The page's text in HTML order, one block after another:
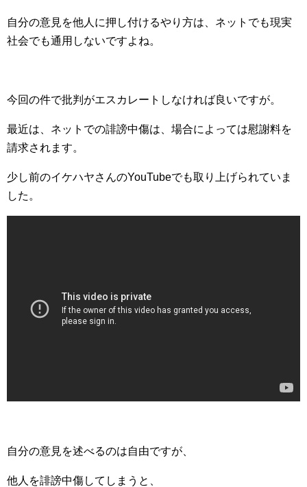
自分の意見を他人に押し付けるやり方は、ネットでも現実
社会でも通用しないですよね。
今回の件で批判がエスカレートしなければ良いですが。
最近は、ネットでの誹謗中傷は、場合によっては慰謝料を
請求されます。
少し前のイケハヤさんのYouTubeでも取り上げられていま
した。
自分の意見を述べるのは自由ですが、
他人を誹謗中傷してしまうと、